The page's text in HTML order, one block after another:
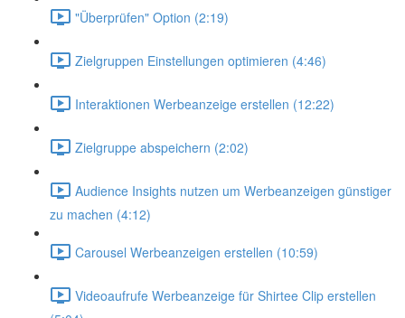
"Überprüfen" Option (2:19)
Zielgruppen Einstellungen optimieren (4:46)
Interaktionen Werbeanzeige erstellen (12:22)
Zielgruppe abspeichern (2:02)
Audience Insights nutzen um Werbeanzeigen günstiger
zu machen (4:12)
Carousel Werbeanzeigen erstellen (10:59)
Videoaufrufe Werbeanzeige für Shirtee Clip erstellen